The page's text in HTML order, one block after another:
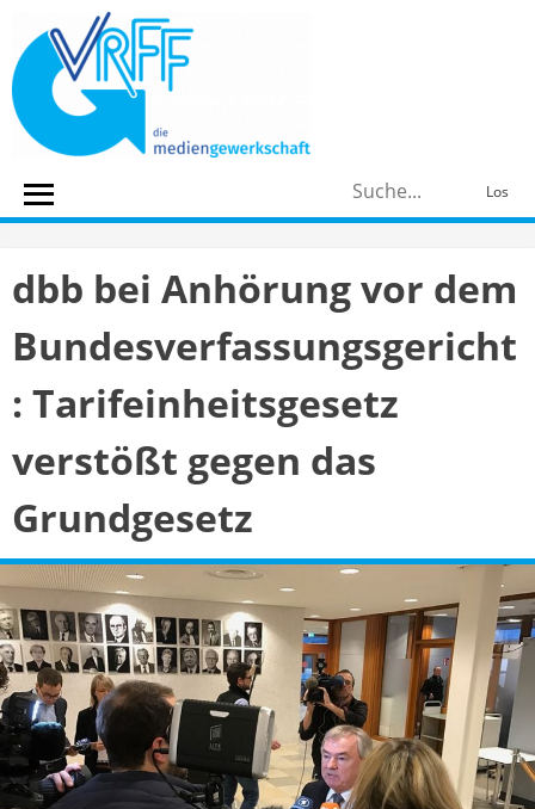
content
Los
dbb bei Anhörung vor dem
Bundesverfassungsgericht
: Tarifeinheitsgesetz
verstößt gegen das
Grundgesetz